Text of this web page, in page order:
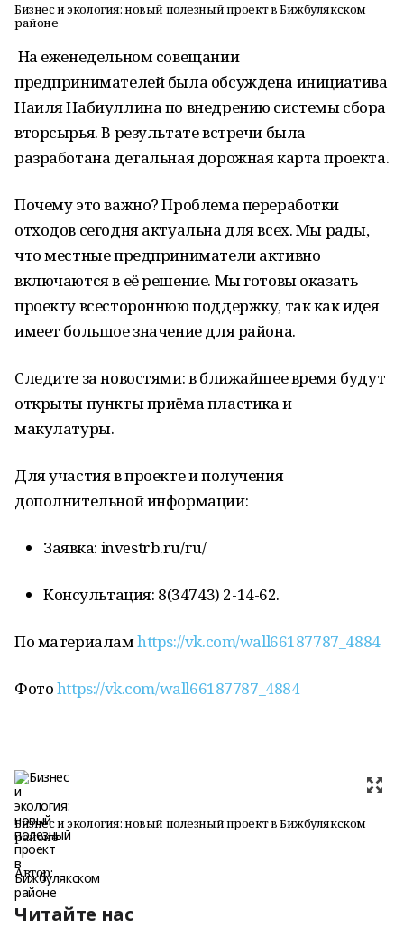
Бизнес и экология: новый полезный проект в Бижбулякском
районе
На еженедельном совещании
предпринимателей была обсуждена инициатива
Наиля Набиуллина по внедрению системы сбора
вторсырья. В результате встречи была
разработана детальная дорожная карта проекта.
Почему это важно? Проблема переработки
отходов сегодня актуальна для всех. Мы рады,
что местные предприниматели активно
включаются в её решение. Мы готовы оказать
проекту всестороннюю поддержку, так как идея
имеет большое значение для района.
Следите за новостями: в ближайшее время будут
открыты пункты приёма пластика и
макулатуры.
Для участия в проекте и получения
дополнительной информации:
Заявка: investrb.ru/ru/
Консультация: 8(34743) 2-14-62.
По материаламhttps://vk.com/wall66187787_4884
Фотоhttps://vk.com/wall66187787_4884
Бизнес и экология: новый полезный проект в Бижбулякском
районе
Автор:
Читайте нас